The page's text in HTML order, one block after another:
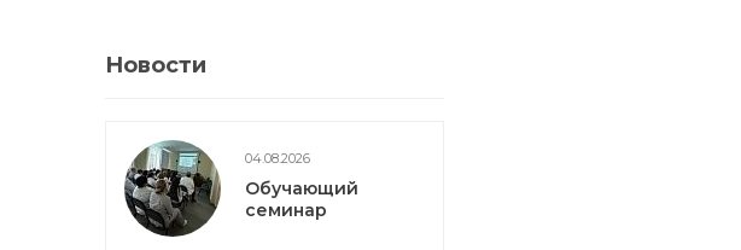
Новости
04.08.2026
Обучающий
семинар